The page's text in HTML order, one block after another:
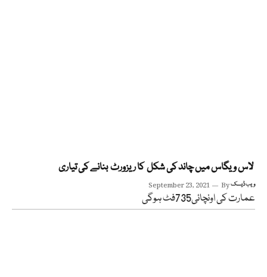
لاس ویگاس میں چاند کی شکل کا ریزورٹ بنانے کی تیاری
September 23, 2021 Byویب ڈیسک
عمارت کی اونچائی735فٹ ہوگی